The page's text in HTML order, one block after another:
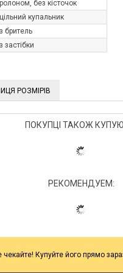
без кісточок
купальник
бритель
застібки
РОЗМІРІВ
ПОКУПЦІ ТАКОЖ
РЕКОМЕНДУЕМ:
чекайте! Купуйте його прямо